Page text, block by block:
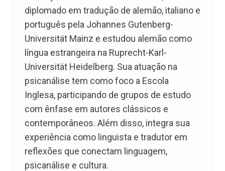
diplomado em tradução de alemão, italiano e
português pela Johannes Gutenberg-
Universität Mainz e estudou alemão como
língua estrangeira na Ruprecht-Karl-
Universität Heidelberg. Sua atuação na
psicanálise tem como foco a Escola
Inglesa, participando de grupos de estudo
com ênfase em autores clássicos e
contemporâneos. Além disso, integra sua
experiência como linguista e tradutor em
reflexões que conectam linguagem,
psicanálise e cultura.